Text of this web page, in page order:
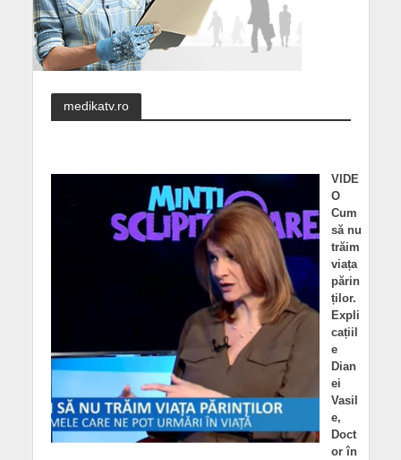
medikatv.ro
VIDE
O
Cum
să nu
trăim
viața
părin
ților.
Expli
cațiil
e
Dian
ei
Vasil
e,
Doct
or în